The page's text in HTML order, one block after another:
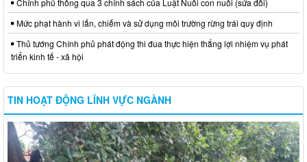
Chính phủ thông qua 3 chính sách của Luật Nuôi con nuôi (sửa đổi)
Mức phạt hành vi lấn, chiếm và sử dụng môi trường rừng trái quy định
Thủ tướng Chính phủ phát động thi đua thực hiện thắng lợi nhiệm vụ phát
triển kinh tế - xã hội
TIN HOẠT ĐỘNG LĨNH VỰC NGÀNH